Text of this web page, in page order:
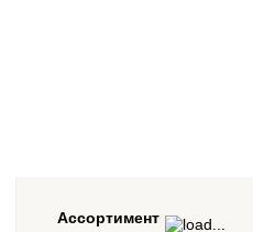
Ассортимент